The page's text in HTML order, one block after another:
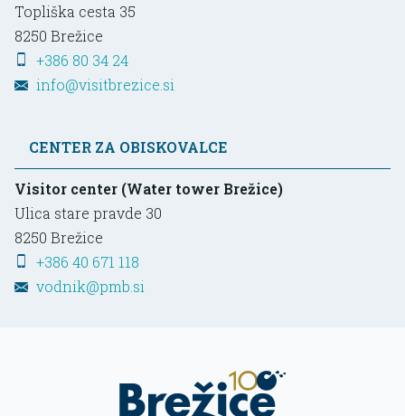
Topliška cesta 35
8250 Brežice
+386 80 34 24
info@visitbrezice.si
CENTER ZA OBISKOVALCE
Visitor center (Water tower Brežice)
Ulica stare pravde 30
8250 Brežice
+386 40 671 118
vodnik@pmb.si